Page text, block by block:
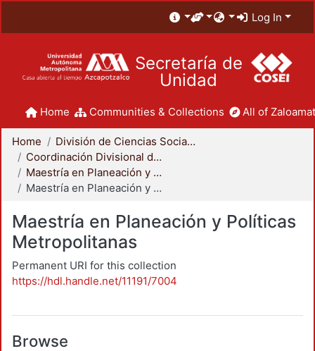
Log In
Secretaría de
Unidad
Home Communities & Collections All of
Home
División de Ciencias Sociales y Humanidades
Coordinación Divisional de Posgrado
Maestría en Planeación y Políticas Metropolitanas
Maestría en Planeación y Políticas Metropolitanas
Maestría en Planeación y Políticas
Metropolitanas
Permanent URI for this collection
https://hdl.handle.net/11191/7004
Browse